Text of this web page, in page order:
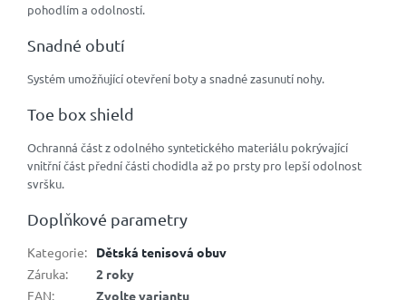
pohodlím a odolností.
Snadné obutí
Systém umožňující otevření boty a snadné zasunutí nohy.
Toe box shield
Ochranná část z odolného syntetického materiálu pokrývající
vnitřní část přední části chodidla až po prsty pro lepší odolnost
svršku.
Doplňkové parametry
Kategorie:
Dětská tenisová obuv
Záruka:
2 roky
EAN: Zvolte variantu